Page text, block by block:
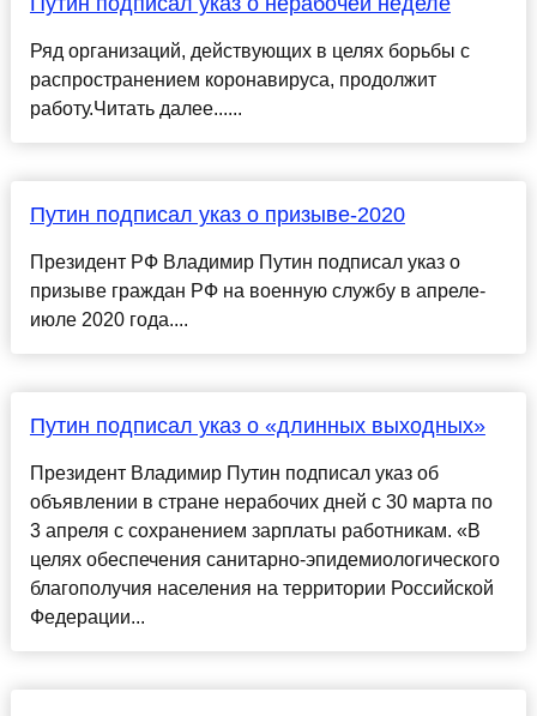
Ряд организаций, действующих в целях борьбы с
распространением коронавируса, продолжит
работу.Читать далее......
Путин подписал указ о призыве-2020
Президент РФ Владимир Путин подписал указ о
призыве граждан РФ на военную службу в апреле-
июле 2020 года....
Путин подписал указ о «длинных выходных»
Президент Владимир Путин подписал указ об
объявлении в стране нерабочих дней с 30 марта по
3 апреля с сохранением зарплаты работникам. «В
целях обеспечения санитарно-эпидемиологического
благополучия населения на территории Российской
Федерации...